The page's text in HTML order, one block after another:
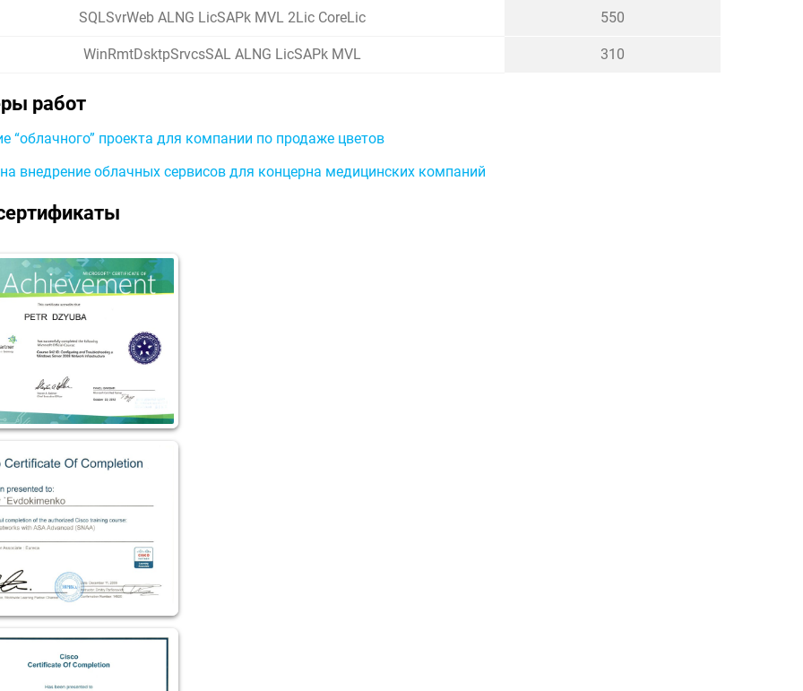
SQLSvrWeb ALNG LicSAPk MVL 2Lic CoreLic 550
WinRmtDsktpSrvcsSAL ALNG LicSAPk MVL 310
работ
“облачного” проекта для компании по продаже цветов
внедрение облачных сервисов для концерна медицинских компаний